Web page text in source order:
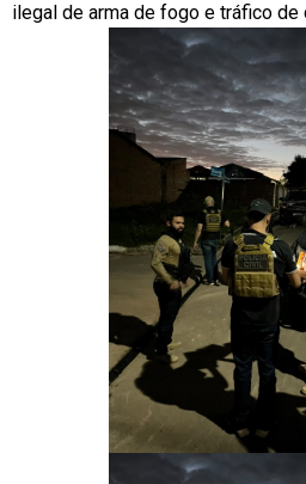
ilegal de arma de fogo e tráfico de